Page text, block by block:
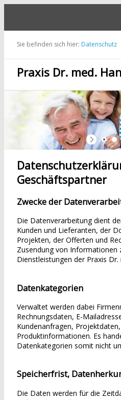
Sie befinden sich hier: Datenschutz
Praxis Dr. med.
Geschäftspartner
Zwecke der
Die Datenverarbeitung dient
Kunden und Lieferanten, der
Projekten, der Offerten und
Zusendung von Informationen
Dienstleistungen der Praxis
Datenkategorien
Verwaltet werden dabei
Rechnungsdaten, E-
Kundenanfragen,
Produktinformationen. Es
Datenkategorien somit nicht
Speicherfrist,
Die Daten werden für die